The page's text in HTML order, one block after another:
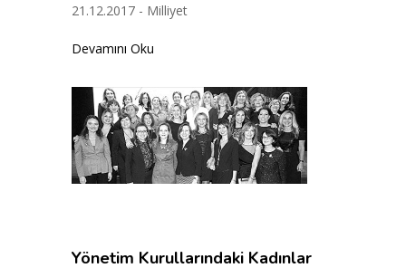
21.12.2017 - Milliyet
Devamını Oku
Yönetim Kurullarındaki Kadınlar